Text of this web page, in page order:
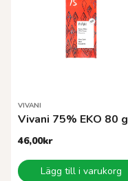
VIVANI
Vivani 75% EKO 80 g
46,00kr
Lägg till i varukorg